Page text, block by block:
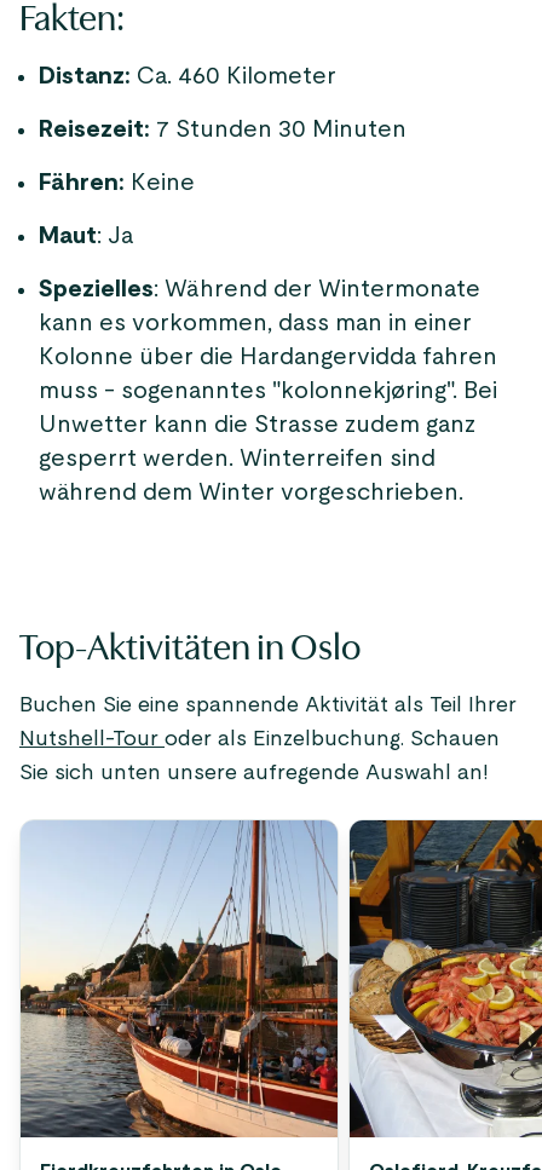
Fakten:
Distanz: Ca. 460 Kilometer
Reisezeit: 7 Stunden 30 Minuten
Fähren: Keine
Maut: Ja
Spezielles: Während der Wintermonate
kann es vorkommen, dass man in einer
Kolonne über die Hardangervidda fahren
muss - sogenanntes "kolonnekjøring". Bei
Unwetter kann die Strasse zudem ganz
gesperrt werden. Winterreifen sind
während dem Winter vorgeschrieben.
Top-Aktivitäten in Oslo
Buchen Sie eine spannende Aktivität als Teil Ihrer
Nutshell-Tour oder als Einzelbuchung. Schauen
Sie sich unten unsere aufregende Auswahl an!